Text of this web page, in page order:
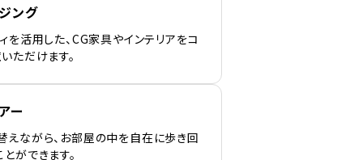
ング
を活用した、CG家具やインテリアをコ
ただけます。
ー
えながら、お部屋の中を自在に歩き回
ができます。